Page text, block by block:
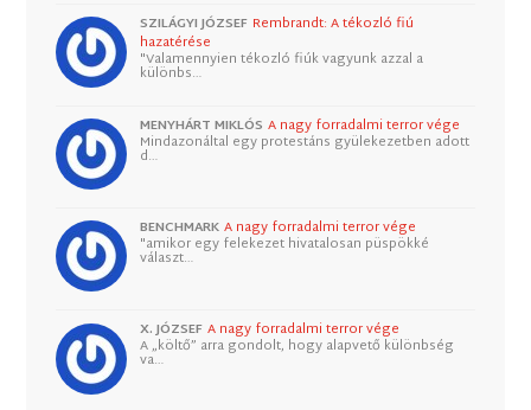
SZILÁGYI JÓZSEF Rembrandt: A tékozló fiú
hazatérése
"Valamennyien tékozló fiúk vagyunk azzal a
különbs…
MENYHÁRT MIKLÓS A nagy forradalmi terror vége
Mindazonáltal egy protestáns gyülekezetben adott
d…
BENCHMARK A nagy forradalmi terror vége
"amikor egy felekezet hivatalosan püspökké
választ…
X. JÓZSEF A nagy forradalmi terror vége
A „költő” arra gondolt, hogy alapvető különbség
va…